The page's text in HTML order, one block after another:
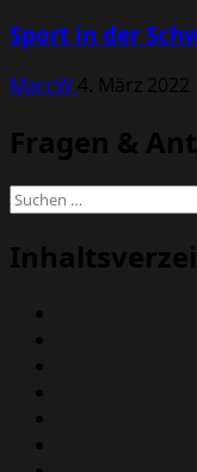
Sport in der
MarcW 4. März 2022
Fragen &
Suchen
nach: